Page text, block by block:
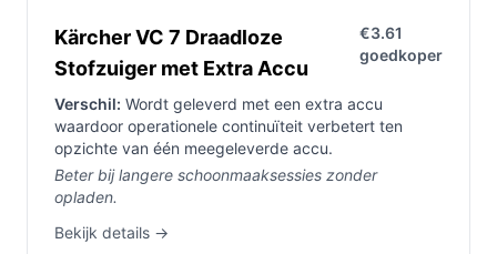
Kärcher VC 7 Draadloze
Stofzuiger met Extra Accu
€3.61
goedkoper
Verschil: Wordt geleverd met een extra accu
waardoor operationele continuïteit verbetert ten
opzichte van één meegeleverde accu.
Beter bij langere schoonmaaksessies zonder
opladen.
Bekijk details →